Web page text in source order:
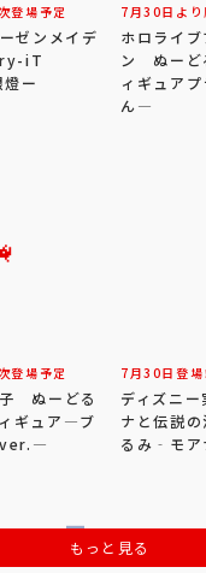
登場予定
ゼンメイデ
iT
ー
7月30日より
ホロライ
ン ぬーど
ィギュア
ん―
登場予定
ぬーどる
ギュア―ブ
ver.―
7月30日登場
ディズニー
ナと伝説
るみ‐モア
もっと見る